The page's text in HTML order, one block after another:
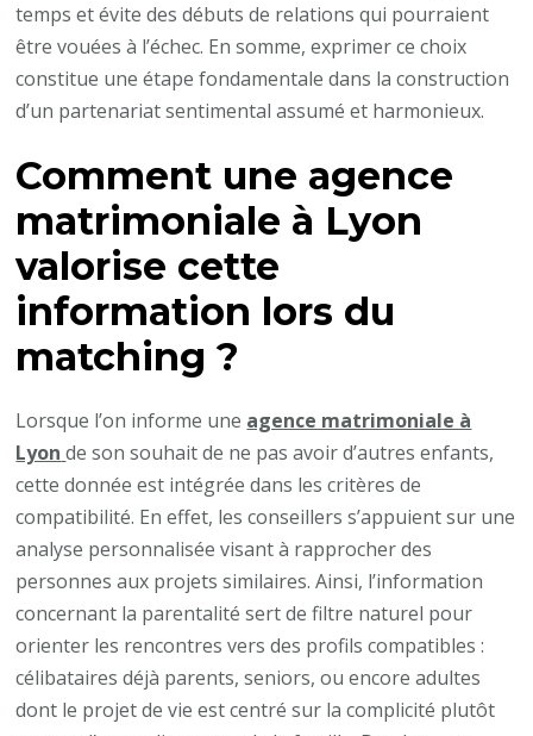
temps et évite des débuts de relations qui pourraient
être vouées à l’échec. En somme, exprimer ce choix
constitue une étape fondamentale dans la construction
d’un partenariat sentimental assumé et harmonieux.
Comment une agence
matrimoniale à Lyon
valorise cette
information lors du
matching ?
Lorsque l’on informe une agence matrimoniale à
Lyon de son souhait de ne pas avoir d’autres enfants,
cette donnée est intégrée dans les critères de
compatibilité. En effet, les conseillers s’appuient sur une
analyse personnalisée visant à rapprocher des
personnes aux projets similaires. Ainsi, l’information
concernant la parentalité sert de filtre naturel pour
orienter les rencontres vers des profils compatibles :
célibataires déjà parents, seniors, ou encore adultes
dont le projet de vie est centré sur la complicité plutôt